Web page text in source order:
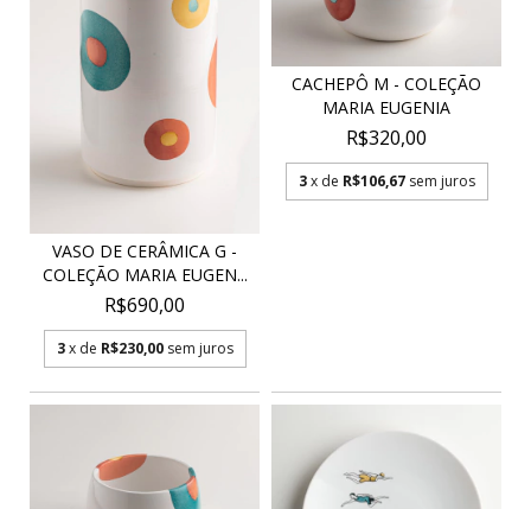
VASO DE CERÂMICA G -
COLEÇÃO MARIA EUGEN...
R$690,00
3 x de R$230,00 sem juros
CACHEPÔ M - COLEÇÃO
MARIA EUGENIA
R$320,00
3 x de R$106,67 sem juros